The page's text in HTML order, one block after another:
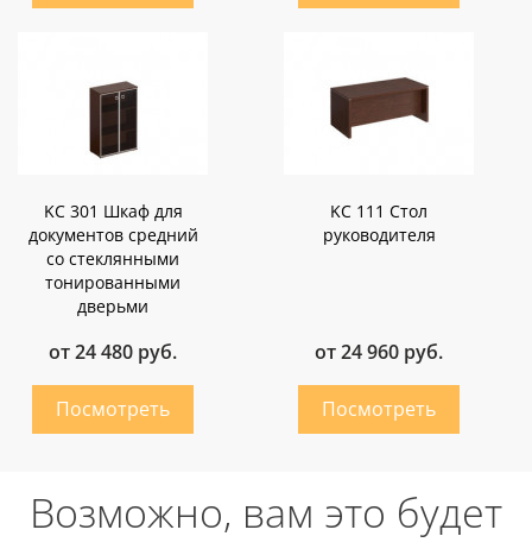
KC 301 Шкаф для
документов средний
со стеклянными
тонированными
дверьми
от 24 480 руб.
KC 111 Стол
руководителя
от 24 960 руб.
Возможно, вам это будет